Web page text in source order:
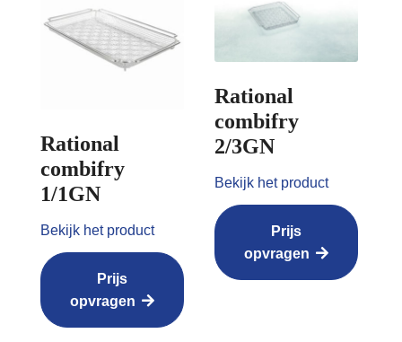
Rational
combifry
1/1GN
Bekijk het product
Prijs
opvragen
Rational
combifry
2/3GN
Bekijk het product
Prijs
opvragen